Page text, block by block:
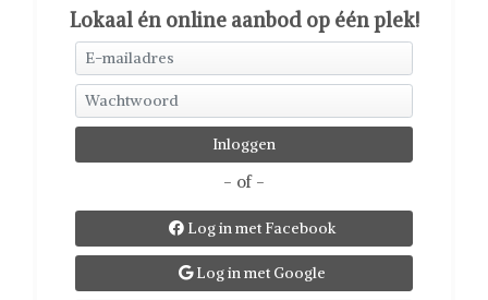
Lokaal én online aanbod op één plek!
- of -
Log in met Facebook
Log in met Google